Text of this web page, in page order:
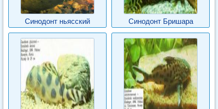
Синодонт ньясский Синодонт Бришара